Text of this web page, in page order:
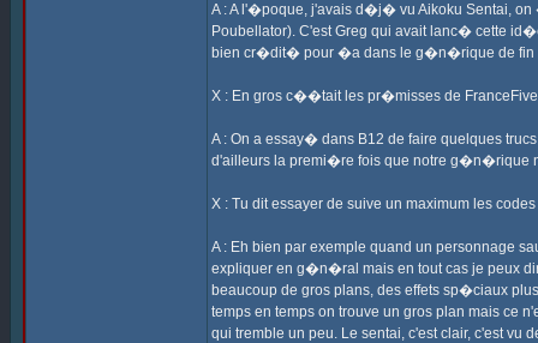
A : A l'�poque, j'avais d�j� vu Aikoku Sentai,
Poubellator). C'est Greg qui avait lanc� cette
bien cr�dit� pour �a dans le g�n�rique de fin
X : En gros c��tait les pr�misses de FranceFive
A : On a essay� dans B12 de faire quelques
d'ailleurs la premi�re fois que notre
X : Tu dit essayer de suive un maximum les
A : Eh bien par exemple quand un personnage
expliquer en g�n�ral mais en tout cas je peux
beaucoup de gros plans, des effets sp�ciaux
temps en temps on trouve un gros plan mais ce
qui tremble un peu. Le sentai, c'est clair, c'est